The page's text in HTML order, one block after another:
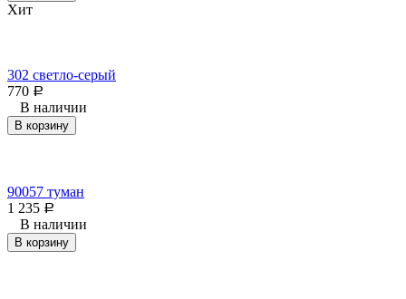
Хит
302 светло-серый
770 Р
В наличии
В корзину
90057 туман
1 235 Р
В наличии
В корзину